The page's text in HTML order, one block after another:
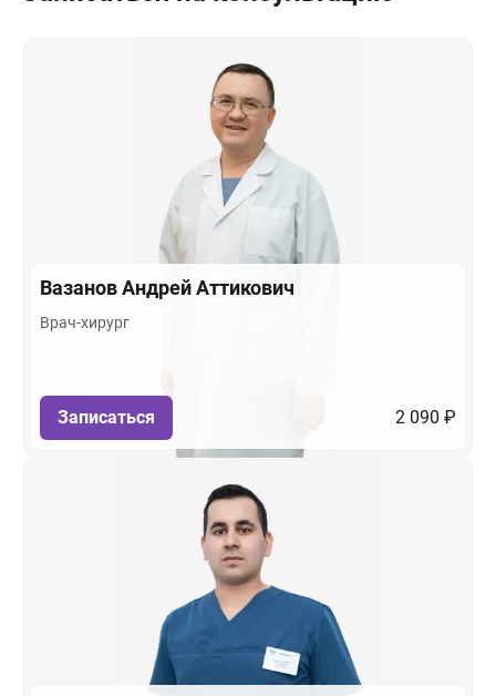
ВазановАндрей Аттикович
Врач-хирург
Записаться 2 090 ₽